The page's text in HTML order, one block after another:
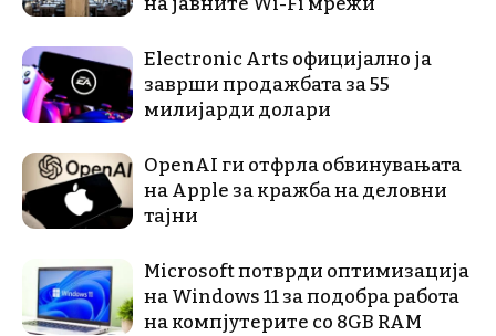
Electronic Arts официјално ја
заврши продажбата за 55
милијарди долари
OpenAI ги отфрла обвинувањата
на Apple за кражба на деловни
тајни
Microsoft потврди оптимизација
на Windows 11 за подобра работа
на компјутерите со 8GB RAM